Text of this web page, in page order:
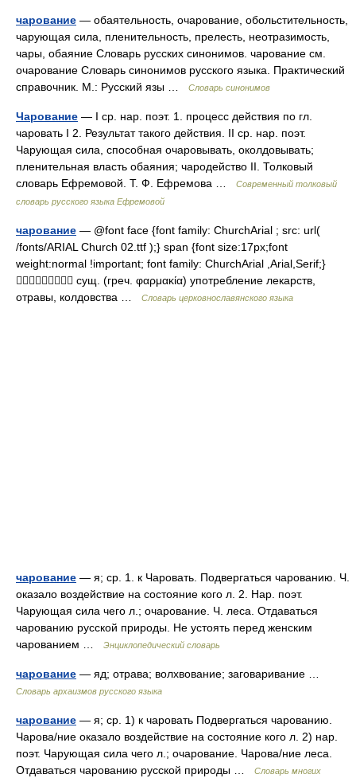
чарование — обаятельность, очарование, обольстительность,
чарующая сила, пленительность, прелесть, неотразимость,
чары, обаяние Словарь русских синонимов. чарование см.
очарование Словарь синонимов русского языка. Практический
справочник. М.: Русский язы …
Словарь синонимов
Чарование — I ср. нар. поэт. 1. процесс действия по гл.
чаровать I 2. Результат такого действия. II ср. нар. поэт.
Чарующая сила, способная очаровывать, околдовывать;
пленительная власть обаяния; чародейство II. Толковый
словарь Ефремовой. Т. Ф. Ефремова …
Современный толковый
словарь русского языка Ефремовой
чарование — @font face {font family: ChurchArial ; src: url(
/fonts/ARIAL Church 02.ttf );} span {font size:17px;font
weight:normal !important; font family: ChurchArial ,Arial,Serif;}
 сущ. (греч. φαρμακία) употребление лекарств,
отравы, колдовства …
Словарь церковнославянского языка
чарование — я; ср. 1. к Чаровать. Подвергаться чарованию. Ч.
оказало воздействие на состояние кого л. 2. Нар. поэт.
Чарующая сила чего л.; очарование. Ч. леса. Отдаваться
чарованию русской природы. Не устоять перед женским
чарованием …
Энциклопедический словарь
чарование — яд; отрава; волхвование; заговаривание …
Cловарь архаизмов русского языка
чарование — я; ср. 1) к чаровать Подвергаться чарованию.
Чарова/ние оказало воздействие на состояние кого л. 2) нар.
поэт. Чарующая сила чего л.; очарование. Чарова/ние леса.
Отдаваться чарованию русской природы …
Словарь многих